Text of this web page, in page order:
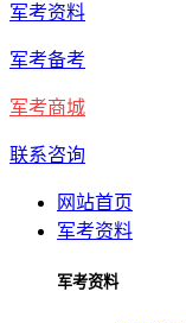
军考资料
军考备考
军考商城
联系咨询
网站首页
军考资料
军考资料